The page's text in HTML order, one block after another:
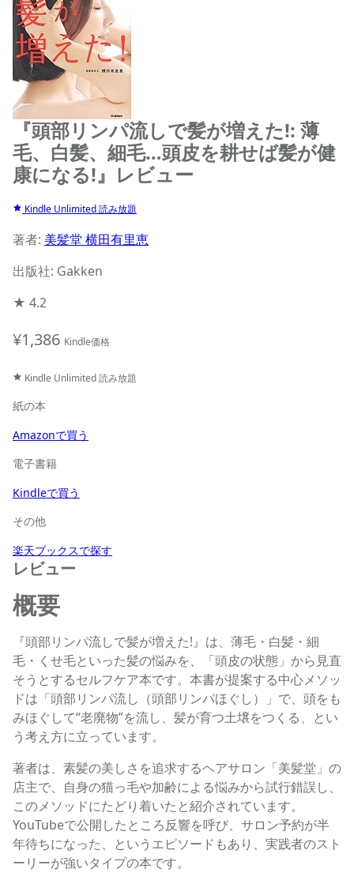
『頭部リンパ流しで髪が増えた!: 薄
毛、白髪、細毛…頭皮を耕せば髪が健
康になる!』レビュー
Kindle Unlimited 読み放題
著者: 美髪堂 横田有里恵
出版社: Gakken
★ 4.2
¥1,386 Kindle価格
Kindle Unlimited 読み放題
紙の本
Amazonで買う
電子書籍
Kindleで買う
その他
楽天ブックスで探す
レビュー
概要
『頭部リンパ流しで髪が増えた!』は、薄毛・白髪・細
毛・くせ毛といった髪の悩みを、「頭皮の状態」から見直
そうとするセルフケア本です。本書が提案する中心メソッ
ドは「頭部リンパ流し（頭部リンパほぐし）」で、頭をも
みほぐして“老廃物”を流し、髪が育つ土壌をつくる、とい
う考え方に立っています。
著者は、素髪の美しさを追求するヘアサロン「美髪堂」の
店主で、自身の猫っ毛や加齢による悩みから試行錯誤し、
このメソッドにたどり着いたと紹介されています。
YouTubeで公開したところ反響を呼び、サロン予約が半
年待ちになった、というエピソードもあり、実践者のスト
ーリーが強いタイプの本です。